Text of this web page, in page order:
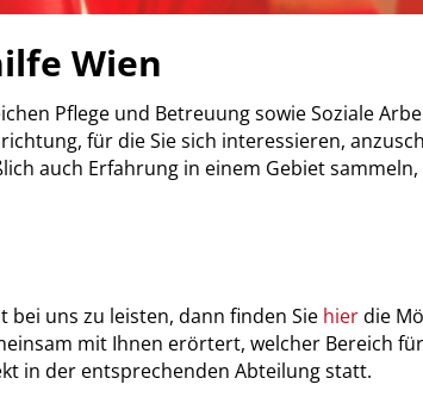
Wien
Pflege und Betreuung sowie Soziale
für die Sie sich interessieren,
auch Erfahrung in einem Gebiet sammeln,
bei uns zu leisten, dann finden Sie hierdie
mit Ihnen erörtert, welcher Bereich
in der entsprechenden Abteilung statt.